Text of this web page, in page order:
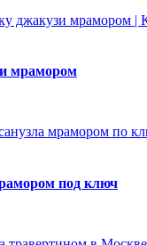
мрамором
под ключ